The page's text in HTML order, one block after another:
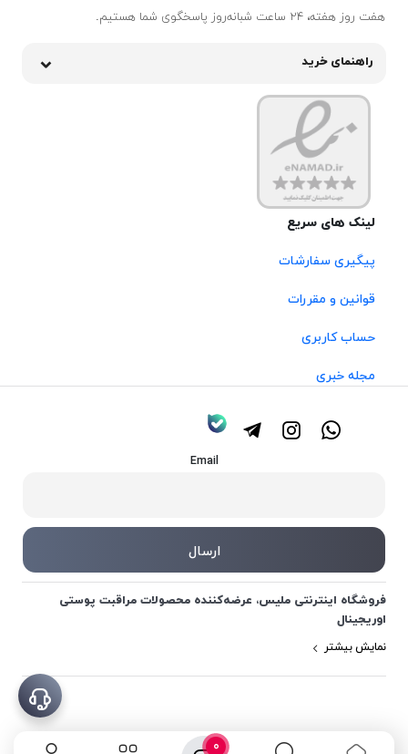
0
هفت روز هفته، ۲۴ ساعت شبانه‌روز پاسخگوی شما هستیم.
راهنمای خرید
لینک های سریع
پیگیری سفارشات
قوانین و مقررات
حساب کاربری
مجله خبری
Email
فروشگاه اینترنتی ملیس، عرضه‌کننده محصولات مراقبت پوستی
اوریجینال
نمایش بیشتر